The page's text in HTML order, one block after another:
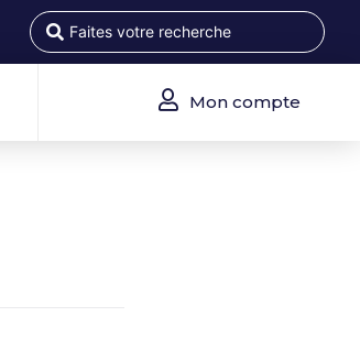
Mon compte